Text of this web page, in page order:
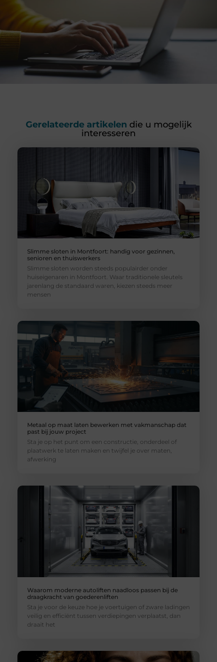
Gerelateerde artikelen die u mogelijk
interesseren
Slimme sloten in Montfoort: handig voor gezinnen,
senioren en thuiswerkers
Slimme sloten worden steeds populairder onder
huiseigenaren in Montfoort. Waar traditionele sleutels
jarenlang de standaard waren, kiezen steeds meer
mensen
Metaal op maat laten bewerken met vakmanschap dat
past bij jouw project
Sta je op het punt om een constructie, onderdeel of
plaatwerk te laten maken en twijfel je over maten,
afwerking
Waarom moderne autoliften naadloos passen bij de
draagkracht van goederenliften
Sta je voor de keuze hoe je voertuigen of zware ladingen
veilig en efficiënt tussen verdiepingen verplaatst, dan
draait het